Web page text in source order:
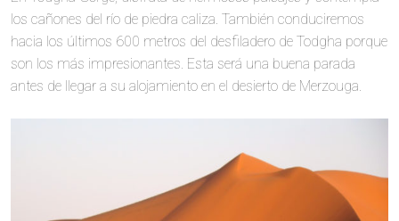
los cañones del río de piedra caliza. También conduciremos
hacia los últimos 600 metros del desfiladero de Todgha porque
son los más impresionantes. Esta será una buena parada
antes de llegar a su alojamiento en el desierto de Merzouga.